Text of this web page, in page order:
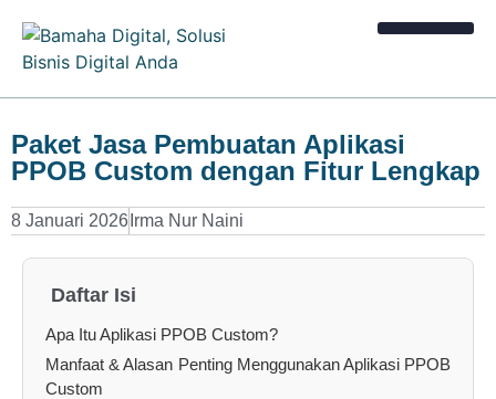
Paket Jasa Pembuatan Aplikasi
PPOB Custom dengan Fitur Lengkap
8 Januari 2026 Irma Nur Naini
Daftar Isi
Apa Itu Aplikasi PPOB Custom?
Manfaat & Alasan Penting Menggunakan Aplikasi PPOB
Custom